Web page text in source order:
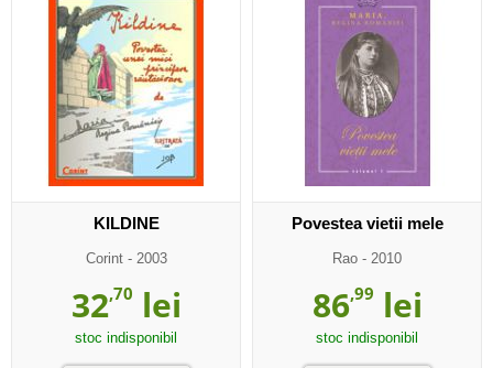
KILDINE
Corint- 2003
32,70 lei
stoc indisponibil
Povestea vietii mele
Rao - 2010
86,99 lei
stoc indisponibil